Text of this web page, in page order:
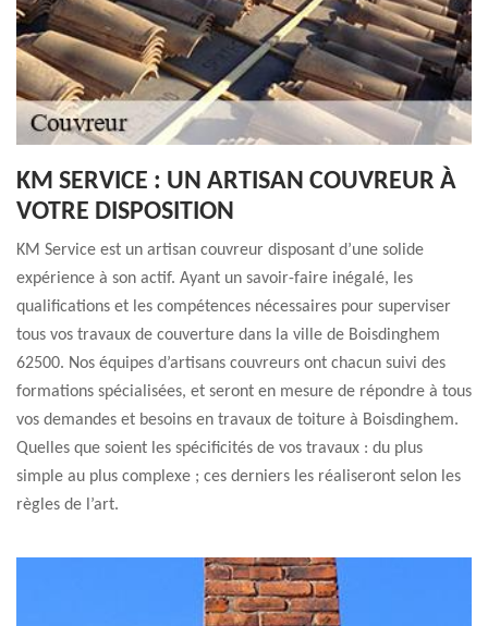
KM SERVICE : UN ARTISAN COUVREUR À
VOTRE DISPOSITION
KM Service est un artisan couvreur disposant d’une solide
expérience à son actif. Ayant un savoir-faire inégalé, les
qualifications et les compétences nécessaires pour superviser
tous vos travaux de couverture dans la ville de Boisdinghem
62500. Nos équipes d’artisans couvreurs ont chacun suivi des
formations spécialisées, et seront en mesure de répondre à tous
vos demandes et besoins en travaux de toiture à Boisdinghem.
Quelles que soient les spécificités de vos travaux : du plus
simple au plus complexe ; ces derniers les réaliseront selon les
règles de l’art.